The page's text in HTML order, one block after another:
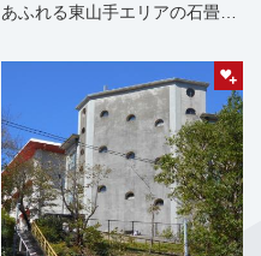
あふれる東山手エリアの石畳の